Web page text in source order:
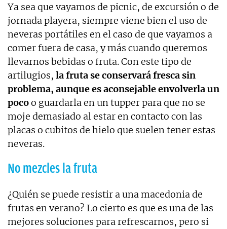
Ya sea que vayamos de picnic, de excursión o de
jornada playera, siempre viene bien el uso de
neveras portátiles en el caso de que vayamos a
comer fuera de casa, y más cuando queremos
llevarnos bebidas o fruta. Con este tipo de
artilugios, la fruta se conservará fresca sin
problema, aunque es aconsejable envolverla un
pocoo guardarla en un tupper para que no se
moje demasiado al estar en contacto con las
placas o cubitos de hielo que suelen tener estas
neveras.
No mezcles la fruta
¿Quién se puede resistir a una macedonia de
frutas en verano? Lo cierto es que es una de las
mejores soluciones para refrescarnos, pero si